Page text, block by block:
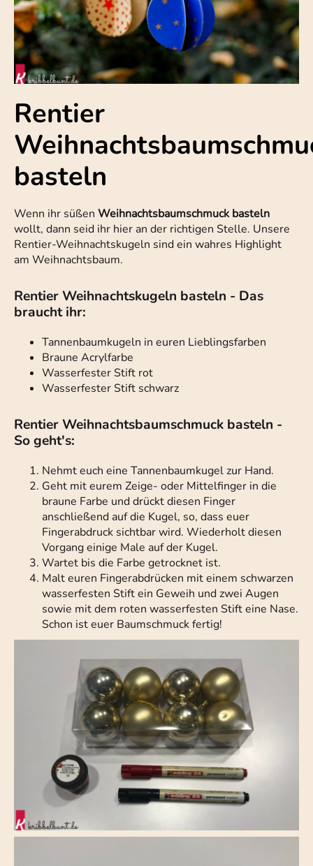
Rentier
basteln
Wenn ihr süßen Weihnachtsbaumschmuck basteln
wollt, dann seid ihr hier an der richtigen Stelle. Unsere
Rentier-Weihnachtskugeln sind ein wahres Highlight
am Weihnachtsbaum.
Rentier Weihnachtskugeln basteln - Das
braucht ihr:
Tannenbaumkugeln in euren Lieblingsfarben
Braune Acrylfarbe
Wasserfester Stift rot
Wasserfester Stift schwarz
Rentier Weihnachtsbaumschmuck basteln -
So geht's:
Nehmt euch eine Tannenbaumkugel zur Hand.
Geht mit eurem Zeige- oder Mittelfinger in die
braune Farbe und drückt diesen Finger
anschließend auf die Kugel, so, dass euer
Fingerabdruck sichtbar wird. Wiederholt diesen
Vorgang einige Male auf der Kugel.
Wartet bis die Farbe getrocknet ist.
Malt euren Fingerabdrücken mit einem schwarzen
wasserfesten Stift ein Geweih und zwei Augen
sowie mit dem roten wasserfesten Stift eine Nase.
Schon ist euer Baumschmuck fertig!